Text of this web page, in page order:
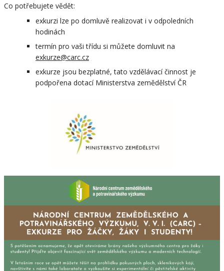
Co potřebujete vědět:
exkurzi lze po domluvě realizovat i v odpoledních
hodinách
termín pro vaši třídu si můžete domluvit na
exkurze@carc.cz
exkurze jsou bezplatné, tato vzdělávací činnost je
podpořena dotací Ministerstva zemědělství ČR